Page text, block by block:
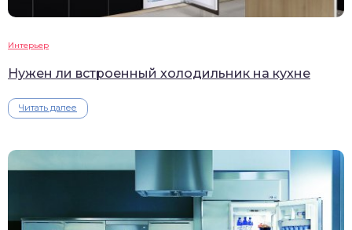
Интерьер
Нужен ли встроенный холодильник на кухне
Читать далее